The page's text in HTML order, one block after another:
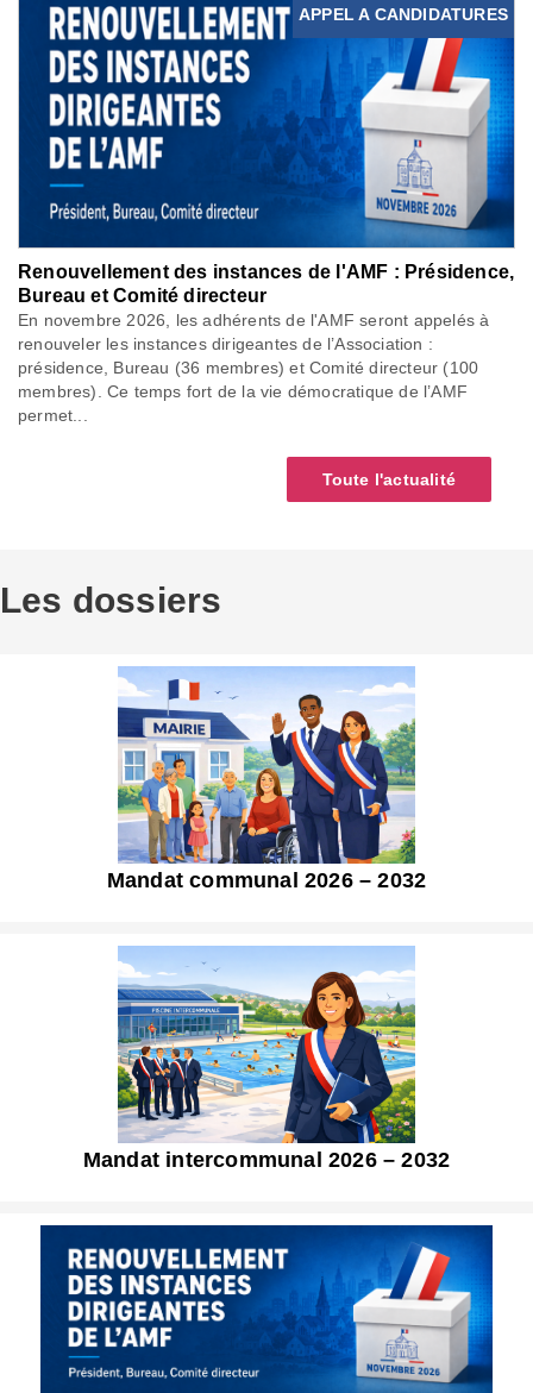
APPEL A CANDIDATURES
Renouvellement des instances de l'AMF : Présidence,
Bureau et Comité directeur
En novembre 2026, les adhérents de l'AMF seront appelés à
renouveler les instances dirigeantes de l’Association :
présidence, Bureau (36 membres) et Comité directeur (100
membres). Ce temps fort de la vie démocratique de l’AMF
permet...
Toute l'actualité
Les dossiers
Mandat communal 2026 – 2032
Mandat intercommunal 2026 – 2032